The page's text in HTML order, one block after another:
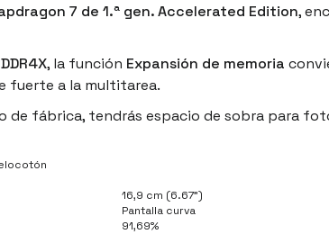
7 de 1.ª gen. Accelerated Edition,
, la función Expansión de memoria
fuerte a la multitarea.
de fábrica, tendrás espacio de sobra para
16,9 cm (6.67")
Pantalla curva
91,69%